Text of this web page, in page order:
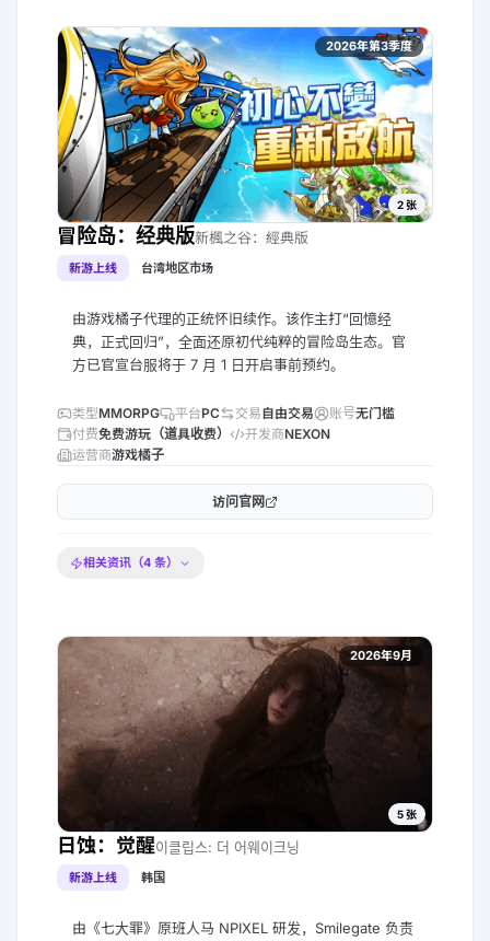
2026年第3季度
2张
冒险岛：经典版新楓之谷：經典版
新游上线 台湾地区市场
由游戏橘子代理的正统怀旧续作。该作主打“回憶经
典，正式回归”，全面还原初代纯粹的冒险岛生态。官
方已官宣台服将于 7 月 1 日开启事前预约。
类型MMORPG 平台PC 交易自由交易 账号无门槛
付费免费游玩（道具收费） 开发商NEXON
运营商游戏橘子
访问官网
相关资讯（4 条）
2026年9月
5张
日蚀：觉醒이클립스: 더 어웨이크닝
新游上线 韩国
由《七大罪》原班人马 NPIXEL 研发，Smilegate 负责